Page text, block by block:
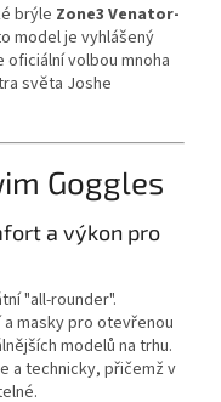
brýle Zone3 Venator-
model je vyhlášený
volbou mnoha
světa Joshe
Goggles
a výkon pro
"all-rounder".
masky pro otevřenou
modelů na trhu.
a technicky, přičemž v